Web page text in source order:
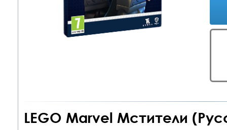
LEGO Marvel Мстители